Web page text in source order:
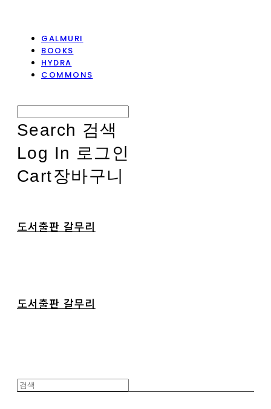
GALMURI
BOOKS
HYDRA
COMMONS
Search 검색
Log In 로그인
Cart장바구니
도서출판 갈무리
도서출판 갈무리